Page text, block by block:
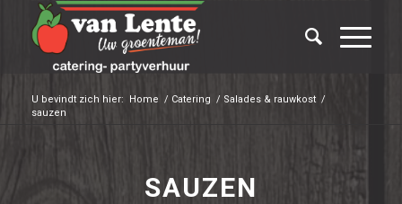
U bevindt zich hier: Home / Catering / Salades & rauwkost /
sauzen
SAUZEN